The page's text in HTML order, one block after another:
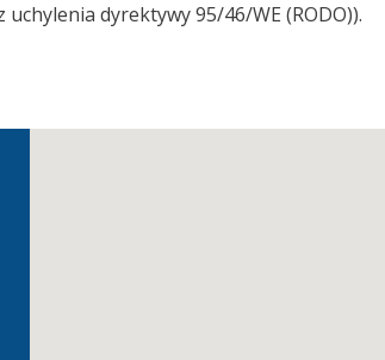
dyrektywy 95/46/WE (RODO)).